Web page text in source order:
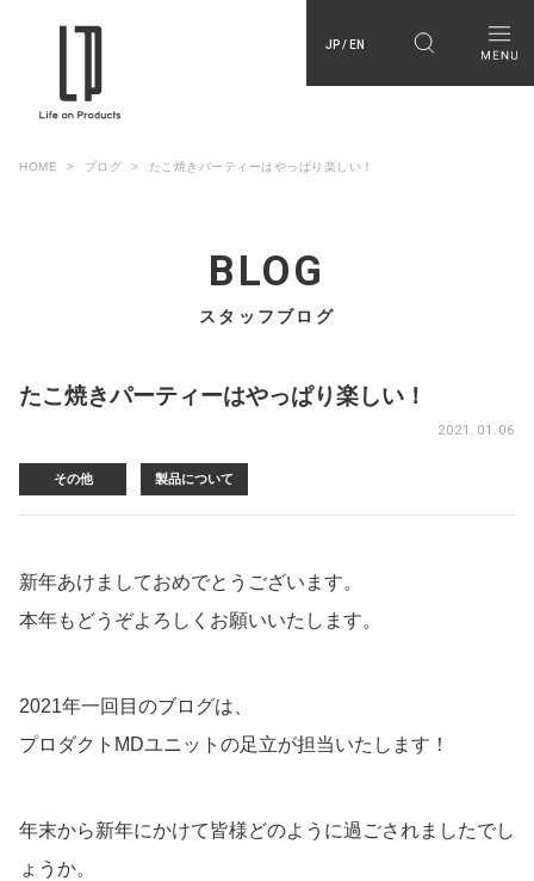
JP / EN
HOME ブログ たこ焼きパーティーはやっぱり楽しい！
BLOG
スタッフブログ
たこ焼きパーティーはやっぱり楽しい！
2021.01.06
その他 製品について
新年あけましておめでとうございます。
本年もどうぞよろしくお願いいたします。
2021年一回目のブログは、
プロダクトMDユニットの足立が担当いたします！
年末から新年にかけて皆様どのように過ごされましたでし
ょうか。